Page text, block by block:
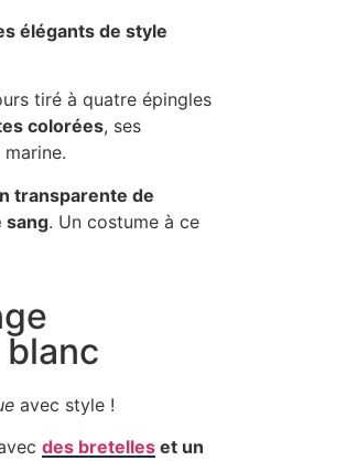
élégants de style
tiré à quatre épingles
colorées, ses
transparente de
sang. Un costume à ce
avec style !
des bretelles et un